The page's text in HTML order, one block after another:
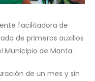
facilitadora de
de primeros auxilios
Municipio de Manta.
de un mes y sin